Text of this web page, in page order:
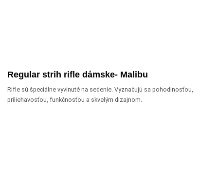
Regular strih rifle dámske- Malibu
Rifle sú špeciálne vyvinuté na sedenie. Vyznačujú sa pohodlnosťou,
priliehavosťou, funkčnosťou a skvelým dizajnom.